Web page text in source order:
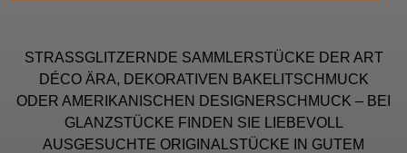
STRASSGLITZERNDE SAMMLERSTÜCKE DER ART
DÉCO ÄRA, DEKORATIVEN BAKELITSCHMUCK
ODER AMERIKANISCHEN DESIGNERSCHMUCK – BEI
GLANZSTÜCKE FINDEN SIE LIEBEVOLL
AUSGESUCHTE ORIGINALSTÜCKE IN GUTEM